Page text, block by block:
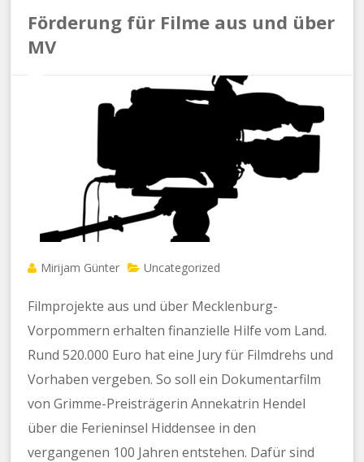
Förderung für Filme aus und über
MV
Mirijam Günter Uncategorized
Filmprojekte aus und über Mecklenburg-
Vorpommern erhalten finanzielle Hilfe vom Land.
Rund 520.000 Euro hat eine Jury für Filmdrehs und
Vorhaben vergeben. So soll ein Dokumentarfilm
von Grimme-Preisträgerin Annekatrin Hendel
über die Ferieninsel Hiddensee in den
vergangenen 100 Jahren entstehen. Dafür sind